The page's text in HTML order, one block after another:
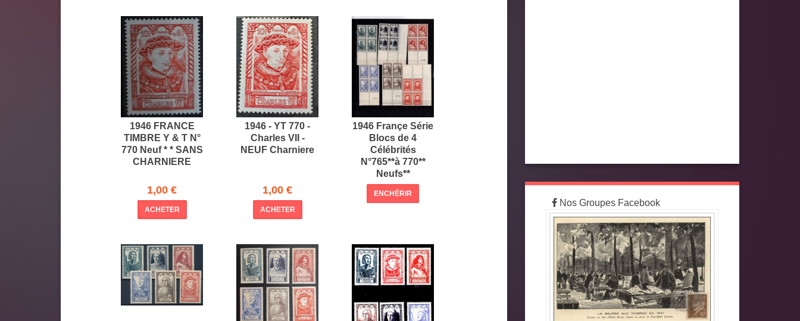
1946 FRANCE
TIMBRE Y & T N°
770 Neuf * * SANS
CHARNIERE
1,00 €
ACHETER
1946 - YT 770 -
Charles VII -
NEUF Charniere
1,00 €
ACHETER
1946 Françe Série
Blocs de 4
Célébrités
N°765**à 770**
Neufs**
ENCHÉRIR
Nos Groupes Facebook